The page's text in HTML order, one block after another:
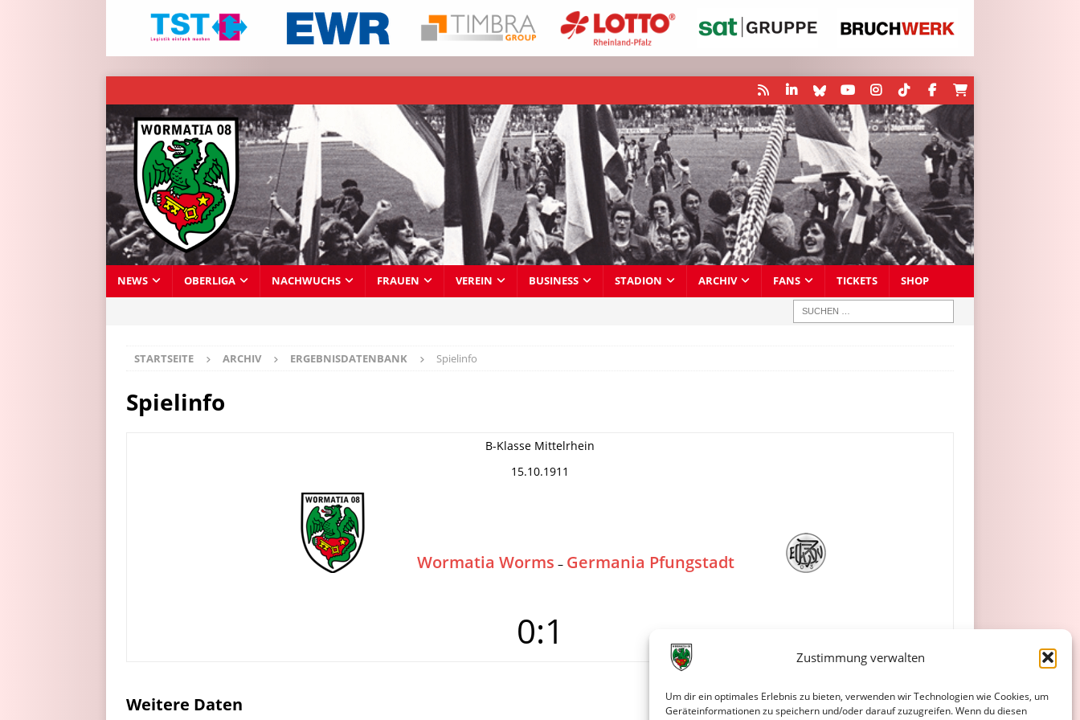
Zustimmung verwalten
Um dir ein optimales Erlebnis zu bieten, verwenden wir Technologien wie Cookies, um
Geräteinformationen zu speichern und/oder darauf zuzugreifen. Wenn du diesen
NEWS OBERLIGA NACHWUCHS FRAUEN VEREIN BUSINESS STADION ARCHIV FANS TICKETS SHOP
STARTSEITE ARCHIV ERGEBNISDATENBANK Spielinfo
Spielinfo
B-Klasse Mittelrhein
15.10.1911
Wormatia Worms – Germania Pfungstadt
0:1
Weitere Daten